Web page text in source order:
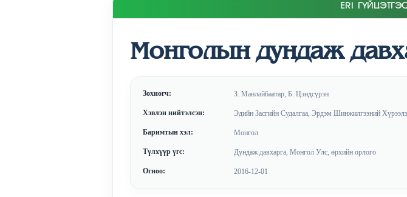
ERI
Монголын дундаж
Зохиогч: З. Манлайбаатар, Б. Цэндсүрэн
Хэвлэн нийтэлсэн: Эдийн Засгийн Судалгаа, Эрдэм Шинжилгээний
Баримтын хэл: Монгол
Түлхүүр үгс: Дундаж давхарга, Монгол Улс, өрхийн орлого
Огноо: 2016-12-01